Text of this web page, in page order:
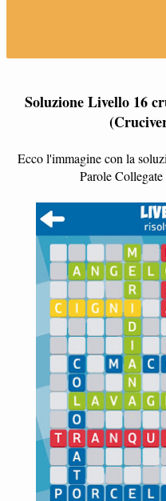
Soluzione Livello 16
Ecco l'immagine con la
Parole